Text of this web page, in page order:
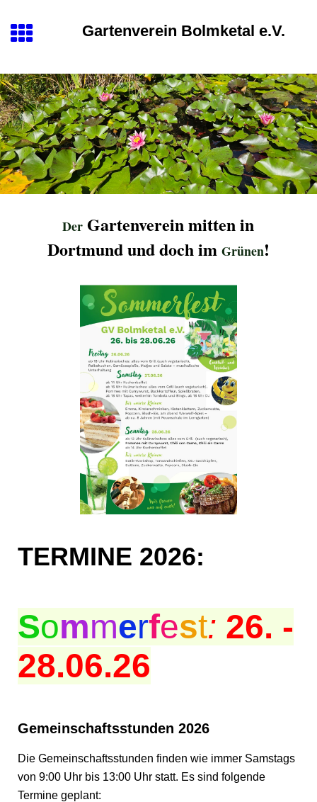
Gartenverein Bolmketal e.V.
Der Gartenverein mitten in
Dortmund und doch im Grünen!
TERMINE 2026:
Sommerfest: 26. -
28.06.26
Gemeinschaftsstunden 2026
Die Gemeinschaftsstunden finden wie immer Samstags
von 9:00 Uhr bis 13:00 Uhr statt. Es sind folgende
Termine geplant: